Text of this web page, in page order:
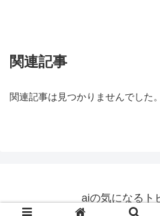
関連記事
関連記事は見つかりませんでした。
aiの気になるト